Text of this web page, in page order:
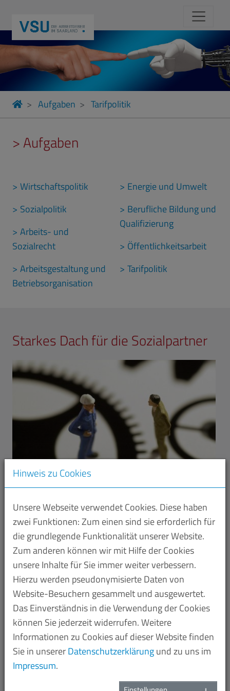
Aufgaben Tarifpolitik
> Aufgaben
Wirtschaftspolitik
Sozialpolitik
Arbeits- und
Sozialrecht
Arbeitsgestaltung und
Betriebsorganisation
Energie und Umwelt
Berufliche Bildung und
Qualifizierung
Öffentlichkeitsarbeit
Tarifpolitik
Starkes Dach für die Sozialpartner
Foto: Adobe Stock/Ulrich Zillmann
Die Tarifautonomie und die Vereinigungsfreiheit sind
im Grundgesetz der Bundesrepublik Deutschland
verankert. Auf dieser Grundlage hat jeder
Arbeitgeber die Möglichkeit, sich einem
Arbeitgeberverband anzuschließen und sich
tarifpolitisch vertreten zu lassen.
Als Dachorganisation der saarländischen
Arbeitgeberverbände führt die VSU nicht selbst
Tarifverhandlungen, sondern unterstützt und
Hinweis zu Cookies
Unsere Webseite verwendet Cookies. Diese haben
zwei Funktionen: Zum einen sind sie erforderlich für
die grundlegende Funktionalität unserer Website.
Zum anderen können wir mit Hilfe der Cookies
unsere Inhalte für Sie immer weiter verbessern.
Hierzu werden pseudonymisierte Daten von
Website-Besuchern gesammelt und ausgewertet.
Das Einverständnis in die Verwendung der Cookies
können Sie jederzeit widerrufen. Weitere
Informationen zu Cookies auf dieser Website finden
Sie in unsererDatenschutzerklärungund zu uns im
Impressum.